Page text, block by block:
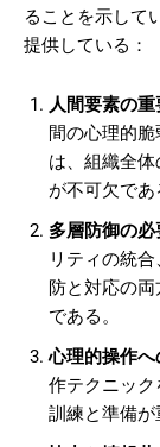
ることを示して
提供している：
人間要素の重
間の心理的
は、組織全
が不可欠であ
多層防御の必
リティの統
防と対応の
である。
心理的操作へ
作テクニッ
訓練と準備が